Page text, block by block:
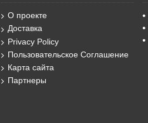
О проекте
Доставка
Privacy Policy
Пользовательское Соглашение
Карта сайта
Партнеры